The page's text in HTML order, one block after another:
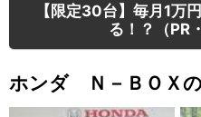
【限定30台】毎月1万
る！？（PR
ホンダ Ｎ－ＢＯＸ